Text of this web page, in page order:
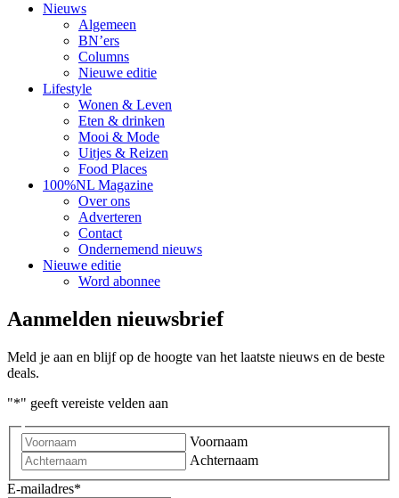
Nieuws
Algemeen
BN’ers
Columns
Nieuwe editie
Lifestyle
Wonen & Leven
Eten & drinken
Mooi & Mode
Uitjes & Reizen
Food Places
100%NL Magazine
Over ons
Adverteren
Contact
Ondernemend nieuws
Nieuwe editie
Word abonnee
Aanmelden nieuwsbrief
Meld je aan en blijf op de hoogte van het laatste nieuws en de beste
deals.
"*" geeft vereiste velden aan
Voornaam
Achternaam
E-mailadres*